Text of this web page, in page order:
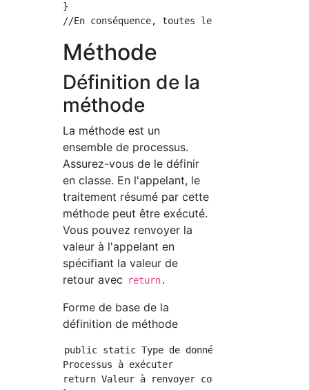
}
Méthode
Définition de la
méthode
La méthode est un
ensemble de processus.
Assurez-vous de le définir
en classe. En l'appelant, le
traitement résumé par cette
méthode peut être exécuté.
Vous pouvez renvoyer la
valeur à l'appelant en
spécifiant la valeur de
retour avec
return.
Forme de base de la
définition de méthode
public static Type de données de retour Nom
Processus à exécuter
return Valeur à renvoyer comme valeur de